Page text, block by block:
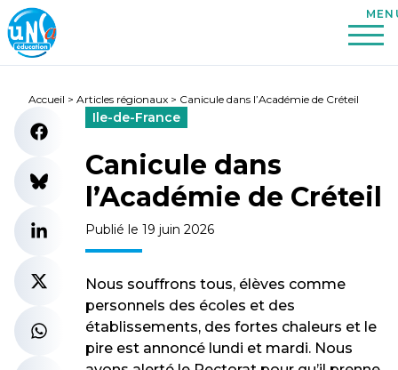
Accueil > Articles régionaux > Canicule dans l’Académie de Créteil
Ile-de-France
Canicule dans
l’Académie de Créteil
Publié le 19 juin 2026
Nous souffrons tous, élèves comme
personnels des écoles et des
établissements, des fortes chaleurs et le
pire est annoncé lundi et mardi. Nous